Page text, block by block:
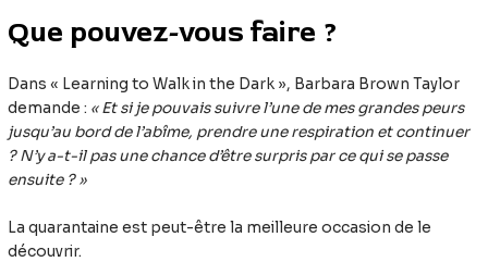
Que pouvez-vous faire ?
Dans « Learning to Walk in the Dark », Barbara Brown Taylor
demande : « Et si je pouvais suivre l’une de mes grandes peurs
jusqu’au bord de l’abîme, prendre une respiration et continuer
? N’y a-t-il pas une chance d’être surpris par ce qui se passe
ensuite ? »
La quarantaine est peut-être la meilleure occasion de le
découvrir.